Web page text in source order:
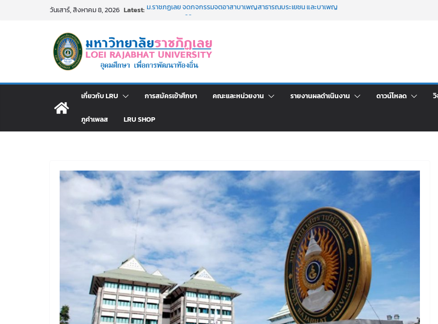
วันเสาร์, สิงหาคม 8, 2026 Latest:ม.ราชภัฏเลย จัดกิจกรรมจิตอาสาบำเพ็ญสาธารณประโยชน์ และบำเพ็ญ
มหาวิทยาลัยราชภัฏเลย ด้วยเงินนอกงบประมาณ ประเภทเงินรายได้
ม.ราชภัฏเลย จัดมหกรรมวิชาการ เปิดบ้าน LRU ครั้งที่ 4 เปิดให้นักเรียน
มัธยมปลายค้นหาสาขาวิชาในฝัน สู่อนาคตที่ใช่
อธิการบดี มรภ.เลย ร่วมประชุมชี้แจงกับคณะอนุกรรมาธิการ ประจำ
ประกาศผู้ชนะการเสนอราคา จ้างทำปกปริญญาบัตร จำนวน ๑,๙๗๒ ชุด
โดยวิธีเฉพาะเจาะจง
เกี่ยวกับ LRU การสมัครเข้าศึกษา คณะและหน่วยงาน รายงานผลดำเนินงาน ดาวน์โหลด
ภูคำเพลส LRU SHOP